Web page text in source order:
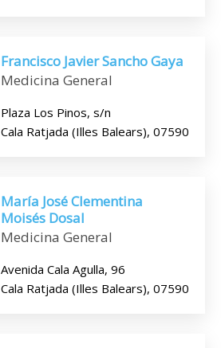
Francisco Javier Sancho Gaya
Medicina General
Plaza Los Pinos, s/n
Cala Ratjada (Illes Balears), 07590
María José Clementina
Moisés Dosal
Medicina General
Avenida Cala Agulla, 96
Cala Ratjada (Illes Balears), 07590